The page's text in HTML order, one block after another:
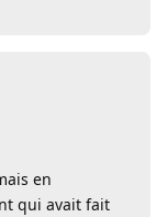
en
qui avait fait